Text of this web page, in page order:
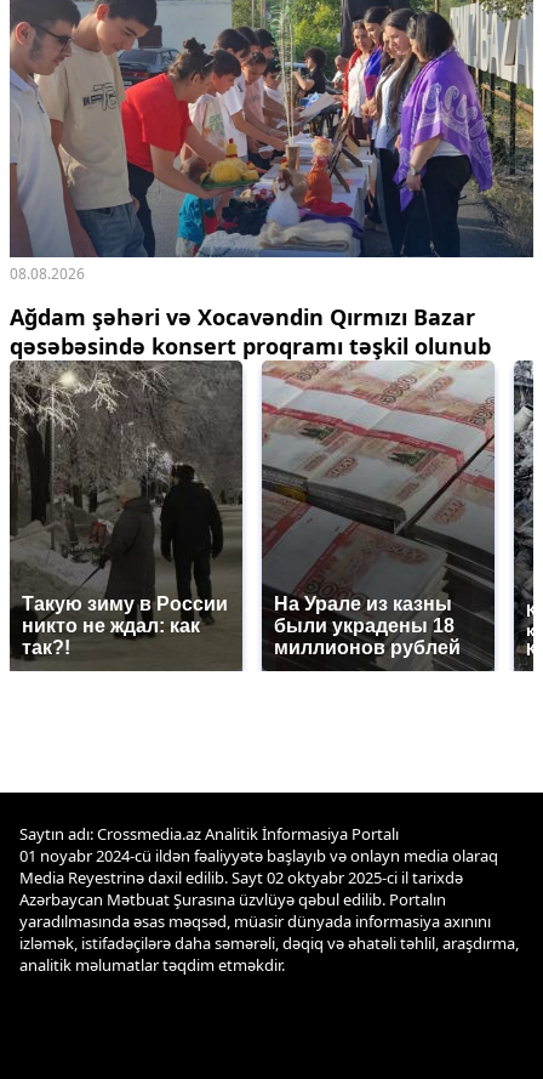
08.08.2026
Ağdam şəhəri və Xocavəndin Qırmızı Bazar
qəsəbəsində konsert proqramı təşkil olunub
Такую зиму в России
никто не ждал: как
так?!
На Урале из казны
были украдены 18
миллионов рублей
Saytın adı: Crossmedia.az Analitik İnformasiya Portalı
01 noyabr 2024-cü ildən fəaliyyətə başlayıb və onlayn media olaraq
Media Reyestrinə daxil edilib. Sayt 02 oktyabr 2025-ci il tarixdə
Azərbaycan Mətbuat Şurasına üzvlüyə qəbul edilib. Portalın
yaradılmasında əsas məqsəd, müasir dünyada informasiya axınını
izləmək, istifadəçilərə daha səmərəli, dəqiq və əhatəli təhlil, araşdırma,
analitik məlumatlar təqdim etməkdir.